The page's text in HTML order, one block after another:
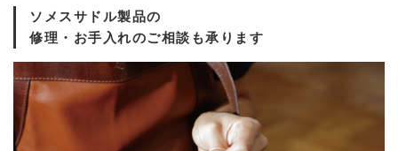
ソメスサドル製品の
修理・お手入れのご相談も承ります